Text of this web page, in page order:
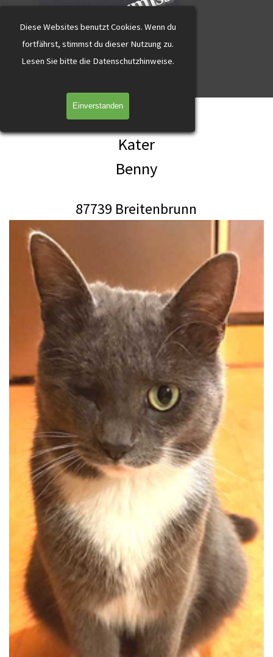
Diese Websites benutzt Cookies. Wenn du
fortfährst, stimmst du dieser Nutzung zu.
Lesen Sie bitte die Datenschutzhinweise.
Einverstanden
Direkt zum Seiteninhalt
Benny Breitenbrunn grau-weiß
Kater
Benny
87739 Breitenbrunn